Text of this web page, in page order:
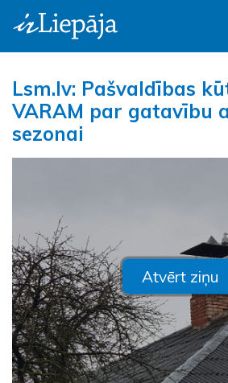
Lsm.lv: Pašvaldības
VARAM par gatavību
sezonai
Atvērt ziņu